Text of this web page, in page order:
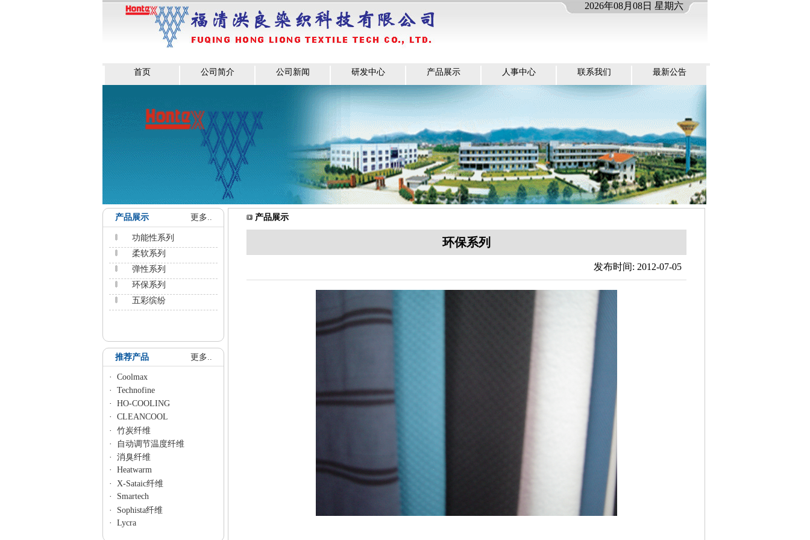
2026年08月08日 星期六
首页 公司简介 公司新闻 研发中心 产品展示 人事中心 联系我们 最新公告
产品展示 更多..
功能性系列
柔软系列
弹性系列
环保系列
五彩缤纷
推荐产品 更多..
· Coolmax
· Technofine
· HO-COOLING
· CLEANCOOL
· 竹炭纤维
·
自动调节温度纤维
· 消臭纤维
· Heatwarm
· X-Sataic纤维
· Smartech
· Sophista纤维
· Lycra
产品展示
环保系列
发布时间: 2012-07-05